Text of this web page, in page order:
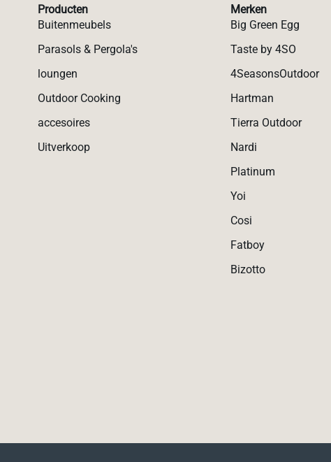
Producten
Buitenmeubels
Parasols & Pergola's
loungen
Outdoor Cooking
accesoires
Uitverkoop
Merken
Big Green Egg
Taste by 4SO
4SeasonsOutdoor
Hartman
Tierra Outdoor
Nardi
Platinum
Yoi
Cosi
Fatboy
Bizotto